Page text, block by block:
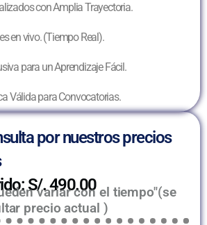
con Amplia Trayectoria.
en vivo. (Tiempo Real).
para un Aprendizaje Fácil.
Válida para Convocatorias.
por nuestros precios
S/. 490.00
variar con el tiempo"(se
precio actual )